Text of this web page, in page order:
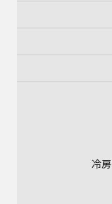
冷房